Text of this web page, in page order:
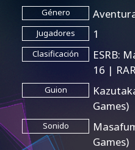
Género
Jugadores 1
Clasificación
ESRB:
16 |
Guion
Games)
Sonido
Games)